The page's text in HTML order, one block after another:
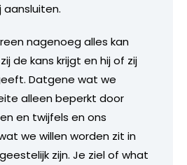
nagenoeg alles kan
de kans krijgt en hij of zij
Datgene wat we
alleen beperkt door
en twijfels en ons
we willen worden zit in
zijn. Je ziel of what